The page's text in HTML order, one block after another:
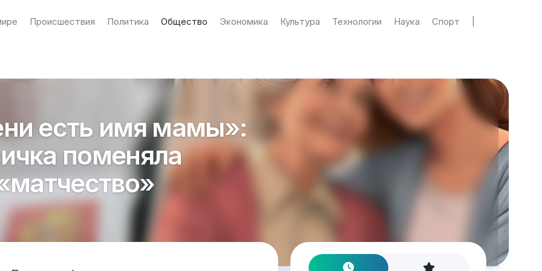
Происшествия Политика Общество Экономика Культура Технологии Наука Спорт
есть имя мамы»:
поменяла